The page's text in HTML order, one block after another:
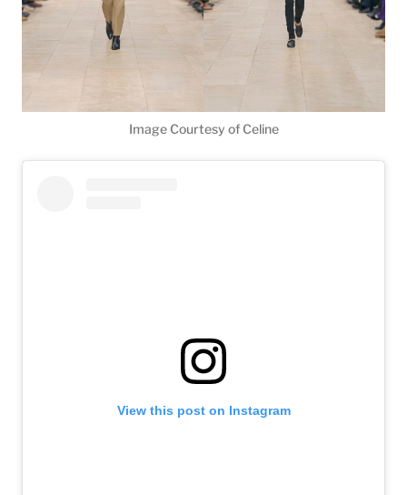
Image Courtesy of Celine
View this post on Instagram